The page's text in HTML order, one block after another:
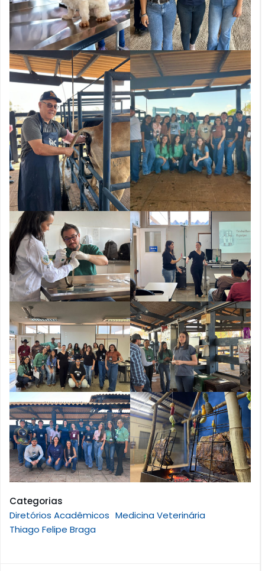
Categorias
Diretórios Acadêmicos Medicina Veterinária
Thiago Felipe Braga